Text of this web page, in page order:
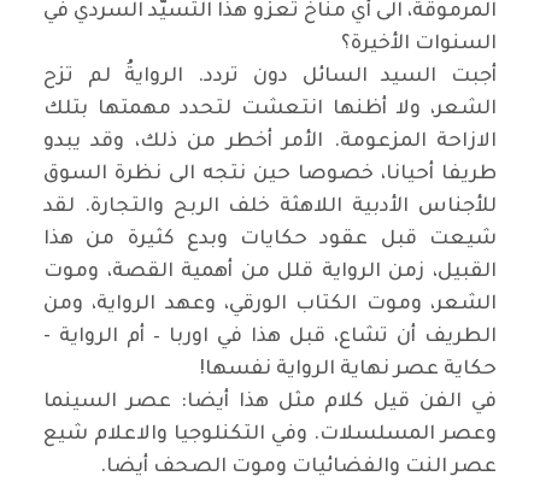
المرموقة، الى أي مناخ تعزو هذا التسيّد السردي في
السنوات الأخيرة؟
أجبت السيد السائل دون تردد. الروايةُ لم تزح
الشعر، ولا أظنها انتعشت لتحدد مهمتها بتلك
الازاحة المزعومة. الأمر أخطر من ذلك، وقد يبدو
طريفا أحيانا، خصوصا حين نتجه الى نظرة السوق
للأجناس الأدبية اللاهثة خلف الربح والتجارة. لقد
شيعت قبل عقود حكايات وبدع كثيرة من هذا
القبيل، زمن الرواية قلل من أهمية القصة، وموت
الشعر، وموت الكتاب الورقي، وعهد الرواية، ومن
الطريف أن تشاع، قبل هذا في اوربا – أم الرواية -
حكاية عصر نهاية الرواية نفسها!
في الفن قيل كلام مثل هذا أيضا: عصر السينما
وعصر المسلسلات. وفي التكنلوجيا والاعلام شيع
عصر النت والفضائيات وموت الصحف أيضا.